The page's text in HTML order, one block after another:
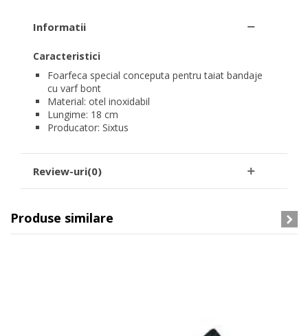
Informatii
Caracteristici
Foarfeca special conceputa pentru taiat bandaje
cu varf bont
Material: otel inoxidabil
Lungime: 18 cm
Producator: Sixtus
Review-uri(0)
Produse similare